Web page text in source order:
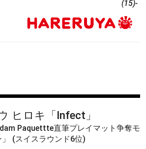
(15)-
ヒロキ 「Infect」
Paquettte直筆プレイマット争奪モ
(スイスラウンド6位)